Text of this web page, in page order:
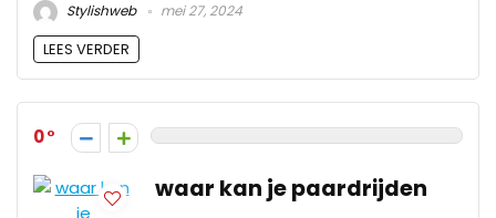
Stylishweb
mei 27, 2024
LEES VERDER
0
waar kan je paardrijden